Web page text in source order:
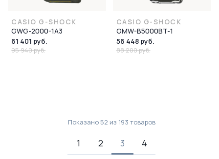
CASIO G-SHOCK
GWG-2000-1A3
61 401 руб.
95 940 руб.
CASIO G-SHOCK
GMW-B5000BT-1
56 448 руб.
88 200 руб.
Показано 52 из 193 товаров
1 2 3 4